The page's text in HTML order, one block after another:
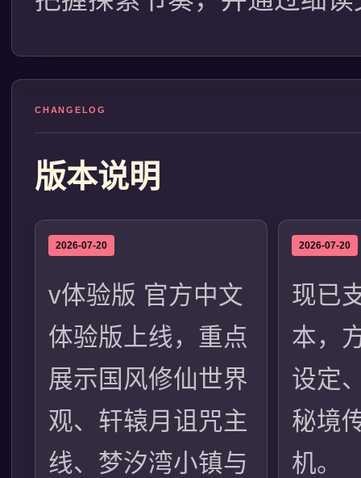
CHANGELOG
版本说明
2026-07-20
v体验版 官方中文
体验版上线，重点
展示国风修仙世界
观、轩辕月诅咒主
线、梦汐湾小镇与
2026-07-20
现已
本，
设定
秘境
机。